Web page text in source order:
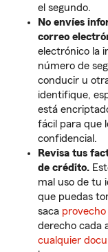
el segundo.
No envíes
correo
electrónico la
número de
conducir u
identifique,
está
fácil para que
confidencial.
Revisa tus
de crédito.
mal uso de tu
que puedas
saca
derecho cada
cualquier